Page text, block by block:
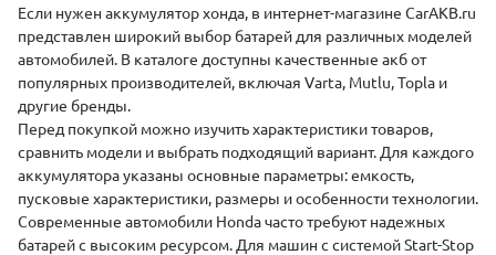
Если нужен аккумулятор хонда, в интернет-магазине CarAKB.ru
представлен широкий выбор батарей для различных моделей
автомобилей. В каталоге доступны качественные акб от
популярных производителей, включая Varta, Mutlu, Topla и
другие бренды.
Перед покупкой можно изучить характеристики товаров,
сравнить модели и выбрать подходящий вариант. Для каждого
аккумулятора указаны основные параметры: емкость,
пусковые характеристики, размеры и особенности технологии.
Современные автомобили Honda часто требуют надежных
батарей с высоким ресурсом. Для машин с системой Start-Stop